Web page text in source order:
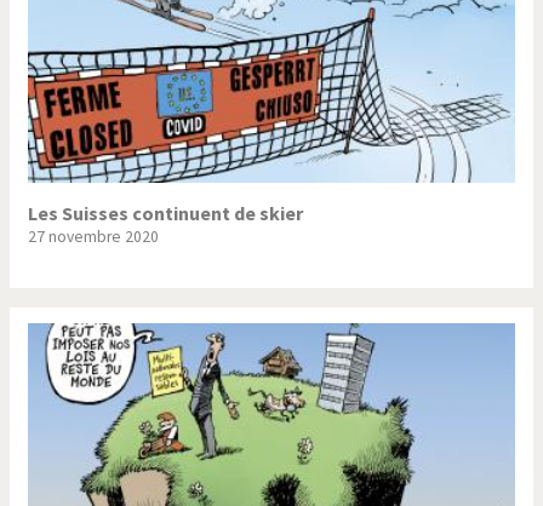
Les Suisses continuent de skier
27 novembre 2020